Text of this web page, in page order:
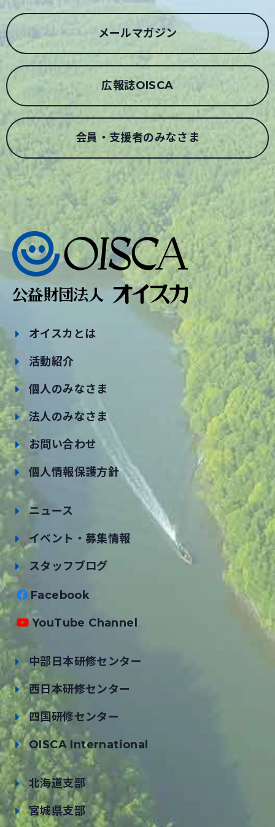
メールマガジン
広報誌OISCA
会員・支援者のみなさま
オイスカとは
活動紹介
個人のみなさま
法人のみなさま
お問い合わせ
個人情報保護方針
ニュース
イベント・募集情報
スタッフブログ
Facebook
YouTube Channel
中部日本研修センター
西日本研修センター
四国研修センター
OISCA International
北海道支部
宮城県支部